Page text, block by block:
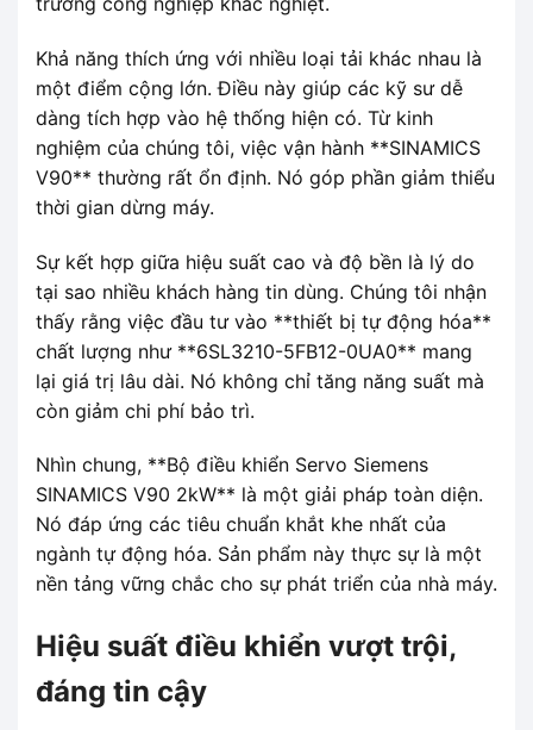
Khả năng thích ứng với nhiều loại tải khác nhau là
một điểm cộng lớn. Điều này giúp các kỹ sư dễ
dàng tích hợp vào hệ thống hiện có. Từ kinh
nghiệm của chúng tôi, việc vận hành **SINAMICS
V90** thường rất ổn định. Nó góp phần giảm thiểu
thời gian dừng máy.
Sự kết hợp giữa hiệu suất cao và độ bền là lý do
tại sao nhiều khách hàng tin dùng. Chúng tôi nhận
thấy rằng việc đầu tư vào **thiết bị tự động hóa**
chất lượng như **6SL3210-5FB12-0UA0** mang
lại giá trị lâu dài. Nó không chỉ tăng năng suất mà
còn giảm chi phí bảo trì.
Nhìn chung, **Bộ điều khiển Servo Siemens
SINAMICS V90 2kW** là một giải pháp toàn diện.
Nó đáp ứng các tiêu chuẩn khắt khe nhất của
ngành tự động hóa. Sản phẩm này thực sự là một
nền tảng vững chắc cho sự phát triển của nhà máy.
Hiệu suất điều khiển vượt trội,
đáng tin cậy